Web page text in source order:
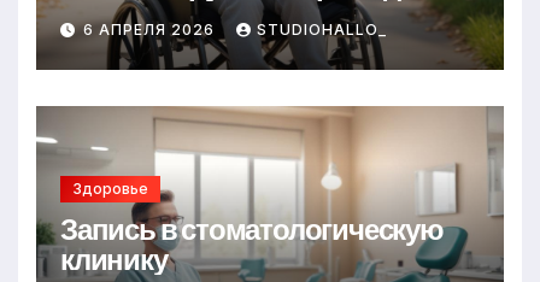
6 АПРЕЛЯ 2026 STUDIOHALLO_
Здоровье
Запись в стоматологическую
клинику